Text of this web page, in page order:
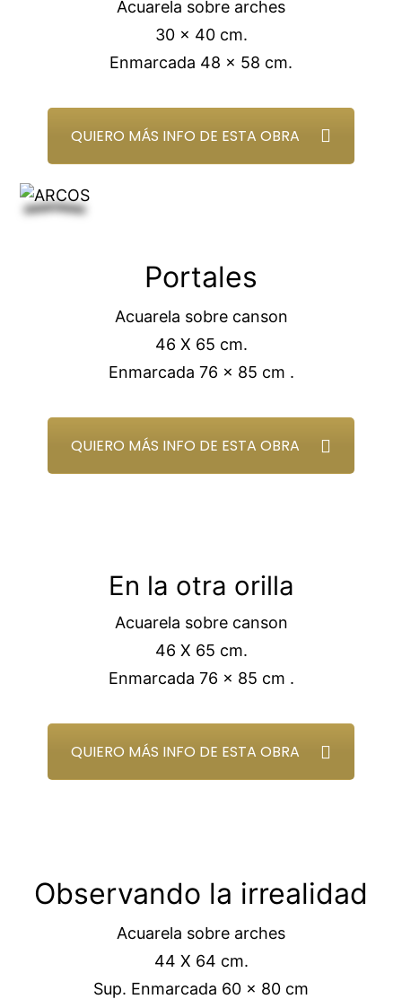
Acuarela sobre arches
30 x 40 cm.
Enmarcada 48 x 58 cm.
QUIERO MÁS INFO DE ESTA OBRA
Portales
Acuarela sobre canson
46 X 65 cm.
Enmarcada 76 x 85 cm .
QUIERO MÁS INFO DE ESTA OBRA
En la otra orilla
Acuarela sobre canson
46 X 65 cm.
Enmarcada 76 x 85 cm .
QUIERO MÁS INFO DE ESTA OBRA
Observando la irrealidad
Acuarela sobre arches
44 X 64 cm.
Sup. Enmarcada 60 x 80 cm